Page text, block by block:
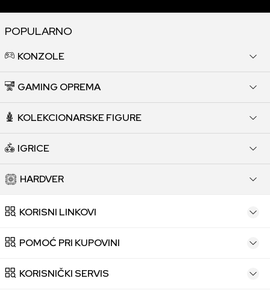
POPULARNO
KONZOLE
GAMING OPREMA
KOLEKCIONARSKE FIGURE
IGRICE
HARDVER
KORISNI LINKOVI
POMOĆ PRI KUPOVINI
KORISNIČKI SERVIS